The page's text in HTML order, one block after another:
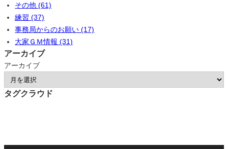
その他 (61)
練習 (37)
事務局からのお願い (17)
大家ＧＭ情報 (31)
アーカイブ
アーカイブ
タグクラウド